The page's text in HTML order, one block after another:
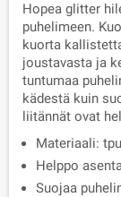
Hopea glitter
puhelimeen.
kuorta
joustavasta ja
tuntumaa
kädestä kuin
liitännät ovat
Materiaali:
Helppo
Suojaa